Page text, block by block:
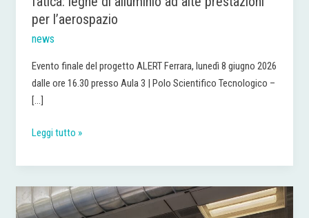
per l’aerospazio
news
Evento finale del progetto ALERT Ferrara, lunedì 8 giugno 2026
dalle ore 16.30 presso Aula 3 | Polo Scientifico Tecnologico –
[…]
l’aerospazio
Leggi tutto »
ALERT
a